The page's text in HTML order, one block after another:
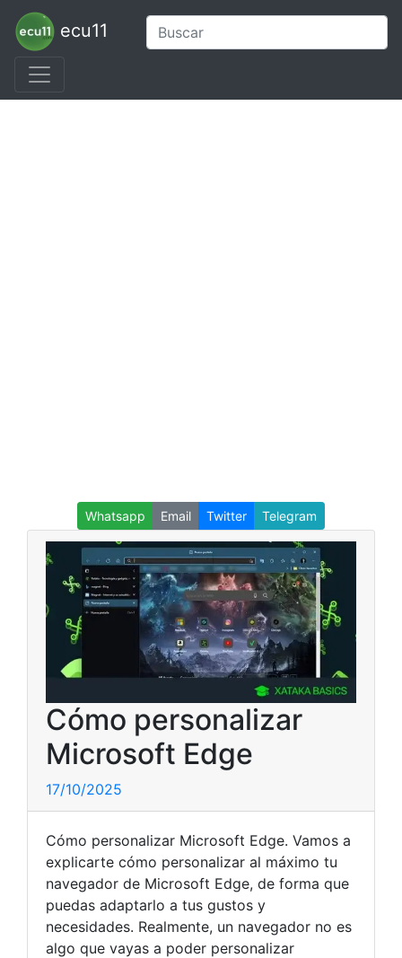
ecu11
Whatsapp Email Twitter Telegram
Cómo personalizar
Microsoft Edge
17/10/2025
Cómo personalizar Microsoft Edge. Vamos a
explicarte cómo personalizar al máximo tu
navegador de Microsoft Edge, de forma que
puedas adaptarlo a tus gustos y
necesidades. Realmente, un navegador no es
algo que vayas a poder personalizar